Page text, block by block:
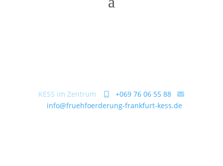
KESS im Zentrum
+069 76 06 55 88
info@fruehfoerderung-frankfurt-kess.de